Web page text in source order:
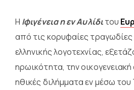
Η Ιφιγένεια η εν Αυλίδιτου
από τις κορυφαίες
ελληνικής λογοτεχνίας,
ηρωικότητα, την
ηθικές διλήμματα εν μέσω